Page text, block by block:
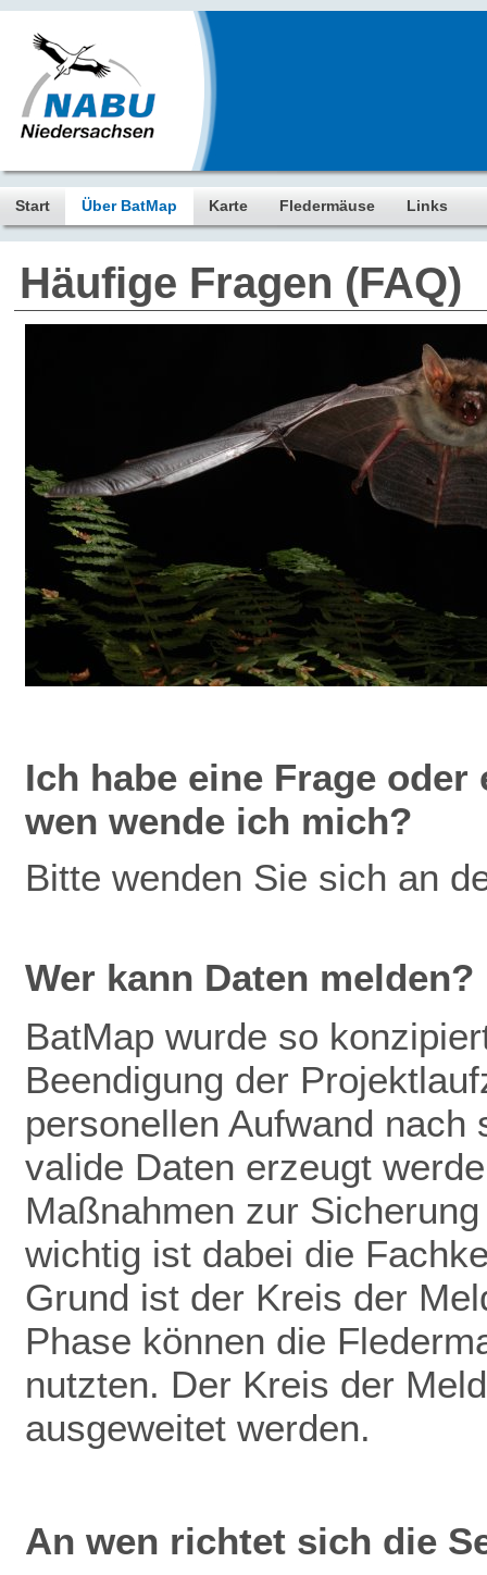
Start Über BatMap Karte Fledermäuse Links
Häufige Fragen (FAQ)
Ich habe eine Frage
wen wende ich mich?
Bitte wenden Sie sich an
Wer kann Daten melden?
BatMap wurde so
Beendigung der
personellen Aufwand
valide Daten erzeugt
Maßnahmen zur
wichtig ist dabei die
Grund ist der Kreis der
Phase können die
nutzten. Der Kreis der
ausgeweitet werden.
An wen richtet sich die